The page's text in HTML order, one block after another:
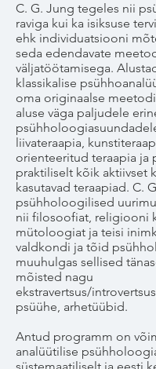
C. G. Jung tegeles nii
raviga kui ka isiksuse
ehk individuatsiooni
seda edendavate
väljatöötamisega.
klassikalise
oma originaalse
aluse väga paljudele
liivateraapia,
orienteeritud teraapia ja
praktiliselt kõik aktiivset
kasutavad teraapiad. C.
psühholoogilised
nii filosoofiat, religiooni
mütoloogiat ja teisi
valdkondi ja tõid
muuhulgas sellised
mõisted nagu
ekstravertsus/
psüühe, arhetüübid.
Antud programm on
analüütilise